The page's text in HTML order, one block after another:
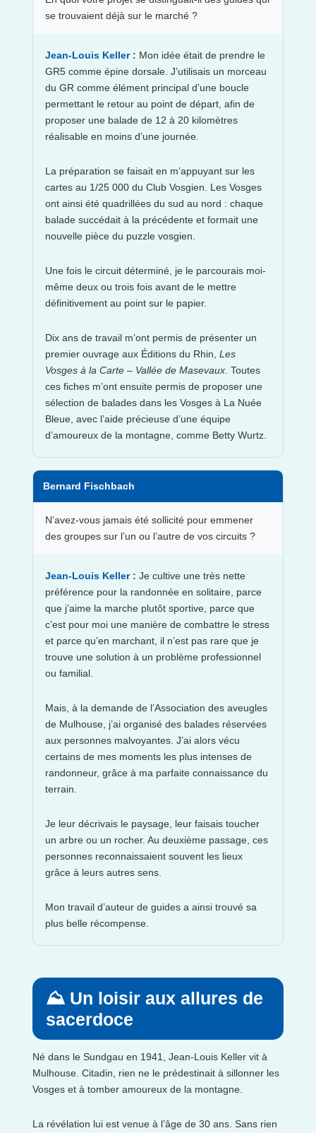
se trouvaient déjà sur le marché ?
Jean-Louis Keller : Mon idée était de prendre le
GR5 comme épine dorsale. J’utilisais un morceau
du GR comme élément principal d’une boucle
permettant le retour au point de départ, afin de
proposer une balade de 12 à 20 kilomètres
réalisable en moins d’une journée.
La préparation se faisait en m’appuyant sur les
cartes au 1/25 000 du Club Vosgien. Les Vosges
ont ainsi été quadrillées du sud au nord : chaque
balade succédait à la précédente et formait une
nouvelle pièce du puzzle vosgien.
Une fois le circuit déterminé, je le parcourais moi-
même deux ou trois fois avant de le mettre
définitivement au point sur le papier.
Dix ans de travail m’ont permis de présenter un
premier ouvrage aux Éditions du Rhin,Les
Vosges à la Carte – Vallée de Masevaux . Toutes
ces fiches m’ont ensuite permis de proposer une
sélection de balades dans les Vosges à La Nuée
Bleue, avec l’aide précieuse d’une équipe
d’amoureux de la montagne, comme Betty Wurtz.
Bernard Fischbach
N’avez-vous jamais été sollicité pour emmener
des groupes sur l’un ou l’autre de vos circuits ?
Jean-Louis Keller : Je cultive une très nette
préférence pour la randonnée en solitaire, parce
que j’aime la marche plutôt sportive, parce que
c’est pour moi une manière de combattre le stress
et parce qu’en marchant, il n’est pas rare que je
trouve une solution à un problème professionnel
ou familial.
Mais, à la demande de l’Association des aveugles
de Mulhouse, j’ai organisé des balades réservées
aux personnes malvoyantes. J’ai alors vécu
certains de mes moments les plus intenses de
randonneur, grâce à ma parfaite connaissance du
terrain.
Je leur décrivais le paysage, leur faisais toucher
un arbre ou un rocher. Au deuxième passage, ces
personnes reconnaissaient souvent les lieux
grâce à leurs autres sens.
Mon travail d’auteur de guides a ainsi trouvé sa
plus belle récompense.
⛰️ Un loisir aux allures de
sacerdoce
Né dans le Sundgau en 1941, Jean-Louis Keller vit à
Mulhouse. Citadin, rien ne le prédestinait à sillonner les
Vosges et à tomber amoureux de la montagne.
La révélation lui est venue à l’âge de 30 ans. Sans rien